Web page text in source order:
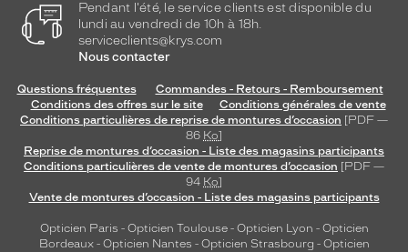
Pendant l'été, le service clients est disponible du
lundi au vendredi de 10h à 18h.
serviceclients@krys.com
Nous contacter
Questions fréquentes
Commandes - Retours - Remboursement
Conditions des offres sur le site
Conditions générales de vente
Conditions particulières de reprise de montures d’occasion [PDF —
86 Ko]
Reprise de montures d’occasion - Liste des magasins participants
Conditions particulières de vente de montures d’occasion [PDF —
94 Ko]
Vente de montures d’occasion - Liste des magasins participants
Opticien Paris - Opticien Toulouse- Opticien Lyon - Opticien
Bordeaux- Opticien Nantes - Opticien Strasbourg - Opticien